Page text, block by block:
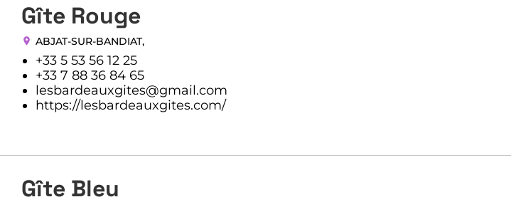
Gîte Rouge
ABJAT-SUR-BANDIAT,
+33 5 53 56 12 25
+33 7 88 36 84 65
lesbardeauxgites@gmail.com
https://lesbardeauxgites.com/
Gîte Bleu